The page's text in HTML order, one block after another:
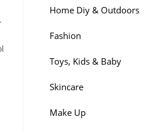
Home Diy & Outdoors
Fashion
Toys, Kids & Baby
Skincare
Make Up